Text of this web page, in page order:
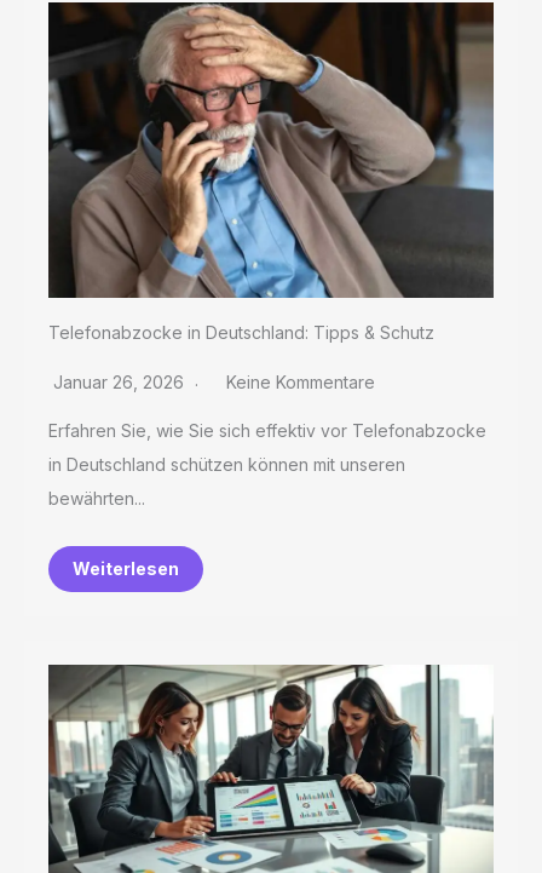
Telefonabzocke in Deutschland: Tipps & Schutz
Januar 26, 2026 Keine Kommentare
Erfahren Sie, wie Sie sich effektiv vor Telefonabzocke
in Deutschland schützen können mit unseren
bewährten...
Weiterlesen